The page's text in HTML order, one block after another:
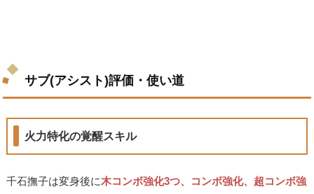
サブ(アシスト)評価・使い道
火力特化の覚醒スキル
千石撫子は変身後に木コンボ強化3つ、コンボ強化、超コンボ強